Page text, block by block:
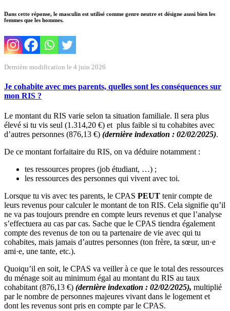
Dans cette réponse, le masculin est utilisé comme genre neutre et désigne aussi bien les
femmes que les hommes.
Dernière modification le 4 juin 2026
Je cohabite avec mes parents, quelles sont les conséquences sur
mon RIS ?
Le montant du RIS varie selon ta situation familiale. Il sera plus
élevé si tu vis seul (1.314,20 €) et plus faible si tu cohabites avec
d’autres personnes (876,13 €) (dernière indexation : 02/02/2025).
De ce montant forfaitaire du RIS, on va déduire notamment :
tes ressources propres (job étudiant, …) ;
les ressources des personnes qui vivent avec toi.
Lorsque tu vis avec tes parents, le CPAS PEUT tenir compte de
leurs revenus pour calculer le montant de ton RIS. Cela signifie qu’il
ne va pas toujours prendre en compte leurs revenus et que l’analyse
s’effectuera au cas par cas. Sache que le CPAS tiendra également
compte des revenus de ton ou ta partenaire de vie avec qui tu
cohabites, mais jamais d’autres personnes (ton frère, ta sœur, un·e
ami·e, une tante, etc.).
Quoiqu’il en soit, le CPAS va veiller à ce que le total des ressources
du ménage soit au minimum égal au montant du RIS au taux
cohabitant (876,13 €) (dernière indexation : 02/02/2025), multiplié
par le nombre de personnes majeures vivant dans le logement et
dont les revenus sont pris en compte par le CPAS.